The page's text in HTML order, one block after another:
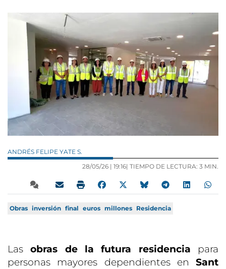
ANDRÉS FELIPE YATE S.
28/05/26 | 19:16| TIEMPO DE LECTURA: 3 MIN.
Obras inversión final euros millones Residencia
Lasobras de la futura residencia para
personas mayores dependientes en Sant